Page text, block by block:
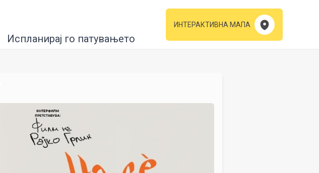
Испланирај го патувањето
ИНТЕРАКТИВНА МАПА